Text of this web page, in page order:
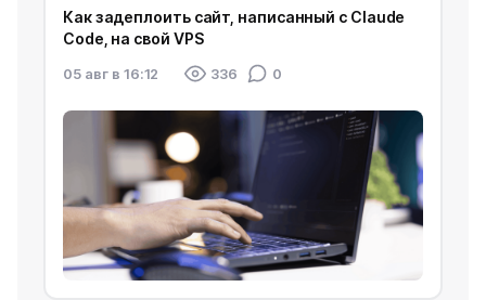
Как задеплоить сайт, написанный с Claude
Code, на свой VPS
05 авг в 16:12 336 0